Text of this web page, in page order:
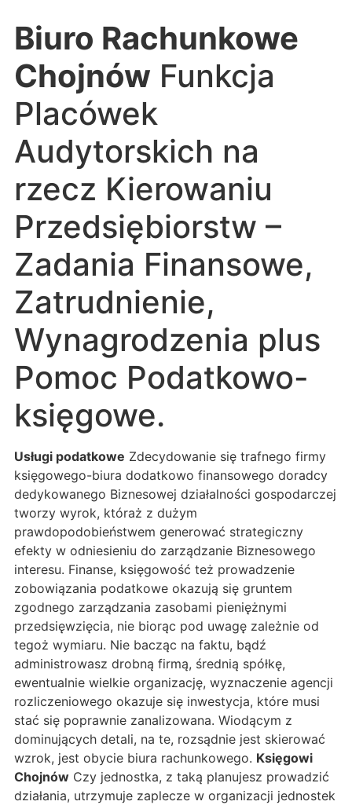
Biuro Rachunkowe
Chojnów Funkcja
Placówek
Audytorskich na
rzecz Kierowaniu
Przedsiębiorstw –
Zadania Finansowe,
Zatrudnienie,
Wynagrodzenia plus
Pomoc Podatkowo-
księgowe.
Usługi podatkowe Zdecydowanie się trafnego firmy
księgowego-biura dodatkowo finansowego doradcy
dedykowanego Biznesowej działalności gospodarczej
tworzy wyrok, któraż z dużym
prawdopodobieństwem generować strategiczny
efekty w odniesieniu do zarządzanie Biznesowego
interesu. Finanse, księgowość też prowadzenie
zobowiązania podatkowe okazują się gruntem
zgodnego zarządzania zasobami pieniężnymi
przedsięwzięcia, nie biorąc pod uwagę zależnie od
tegoż wymiaru. Nie bacząc na faktu, bądź
administrowasz drobną firmą, średnią spółkę,
ewentualnie wielkie organizację, wyznaczenie agencji
rozliczeniowego okazuje się inwestycja, które musi
stać się poprawnie zanalizowana. Wiodącym z
dominujących detali, na te, rozsądnie jest skierować
wzrok, jest obycie biura rachunkowego. Księgowi
Chojnów Czy jednostka, z taką planujesz prowadzić
działania, utrzymuje zaplecze w organizacji jednostek